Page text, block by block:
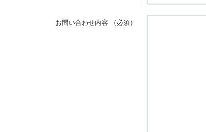
お問い合わせ内容 （必須）